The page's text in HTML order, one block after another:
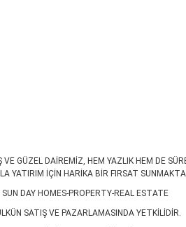
GÜZEL DAİREMİZ, HEM YAZLIK HEM DE
YATIRIM İÇİN HARİKA BİR FIRSAT
SUN DAY HOMES-PROPERTY-REAL ESTATE
SATIŞ VE PAZARLAMASINDA YETKİLİDİR.